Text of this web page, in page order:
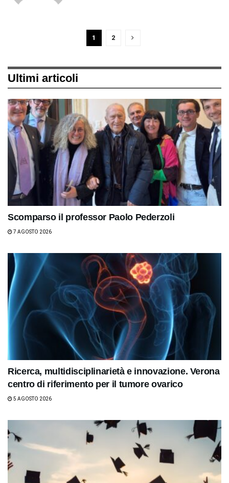
1 2
Ultimi articoli
Scomparso il professor Paolo Pederzoli
7 AGOSTO 2026
Ricerca, multidisciplinarietà e innovazione. Verona
centro di riferimento per il tumore ovarico
5 AGOSTO 2026